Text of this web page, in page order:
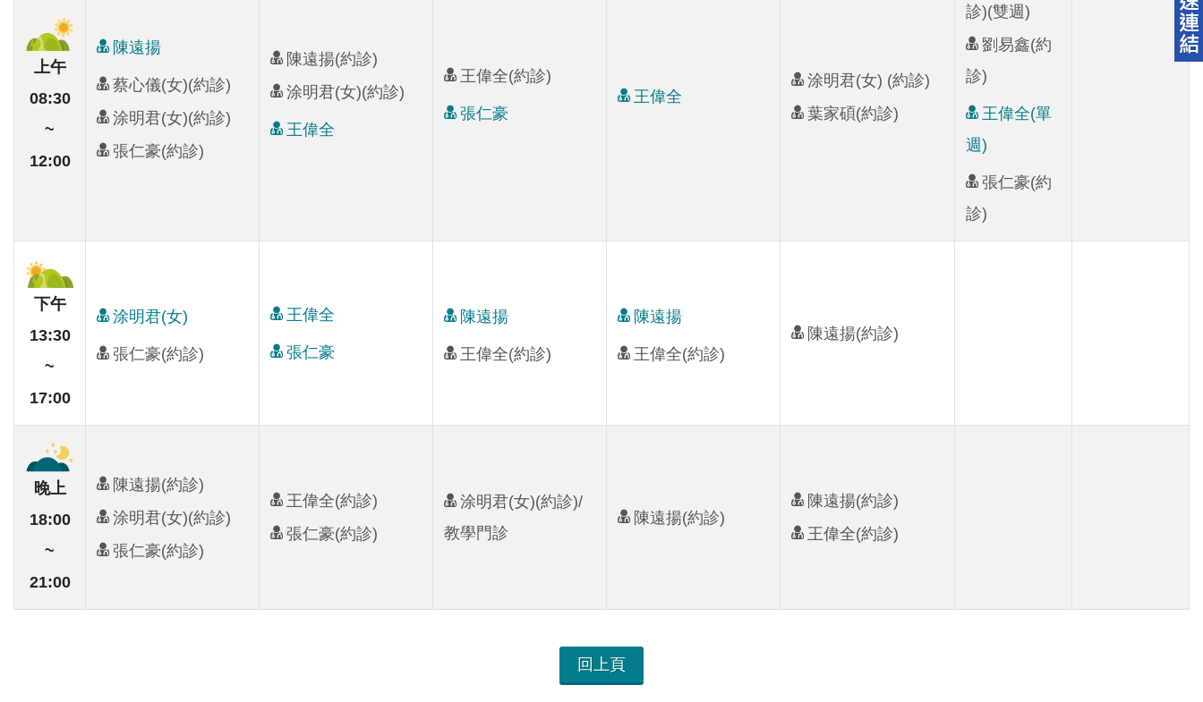
上午
08:30
~
12:00
陳遠揚
蔡心儀(女)(約診)
涂明君(女)(約診)
張仁豪(約診)
陳遠揚(約診)
涂明君(女)(約診)
王偉全
王偉全(約診)
張仁豪
王偉全
涂明君(女) (約診)
葉家碩(約診)
診)(雙週)
劉易鑫(約
診)
王偉全(單
週)
張仁豪(約
診)
下午
13:30
~
17:00
涂明君(女)
張仁豪(約診)
王偉全
張仁豪
陳遠揚
王偉全(約診)
陳遠揚
王偉全(約診)
陳遠揚(約診)
晚上
18:00
~
21:00
陳遠揚(約診)
涂明君(女)(約診)
張仁豪(約診)
王偉全(約診)
張仁豪(約診)
涂明君(女)(約診)/
教學門診
陳遠揚(約診)
陳遠揚(約診)
王偉全(約診)
回上頁